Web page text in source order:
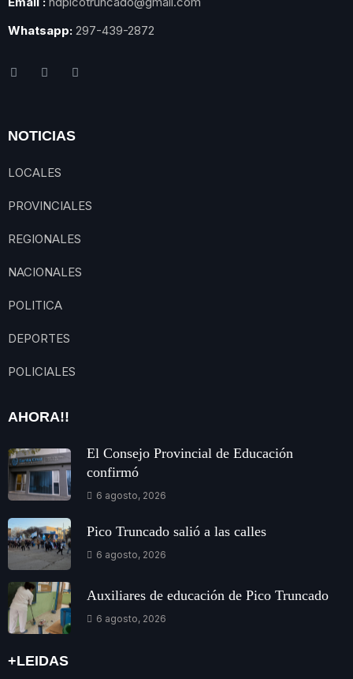
Whatsapp: 297-439-2872
NOTICIAS
LOCALES
PROVINCIALES
REGIONALES
NACIONALES
POLITICA
DEPORTES
POLICIALES
AHORA!!
El Consejo Provincial de Educación
confirmó
6 agosto, 2026
Pico Truncado salió a las calles
6 agosto, 2026
Auxiliares de educación de Pico Truncado
6 agosto, 2026
+LEIDAS